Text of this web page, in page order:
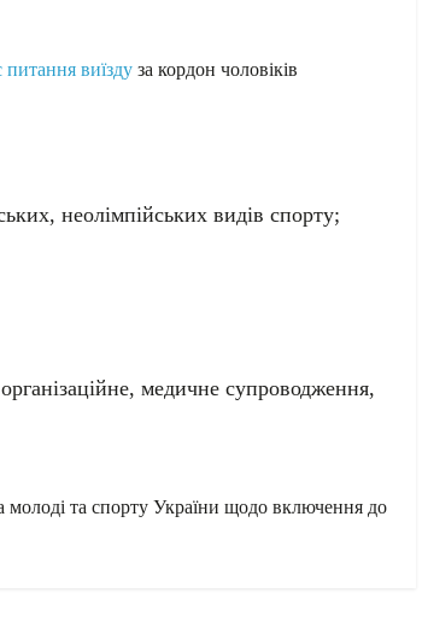
виїзду за кордон чоловіків
неолімпійських видів спорту;
медичне супроводження,
молоді та спорту України щодо включення до